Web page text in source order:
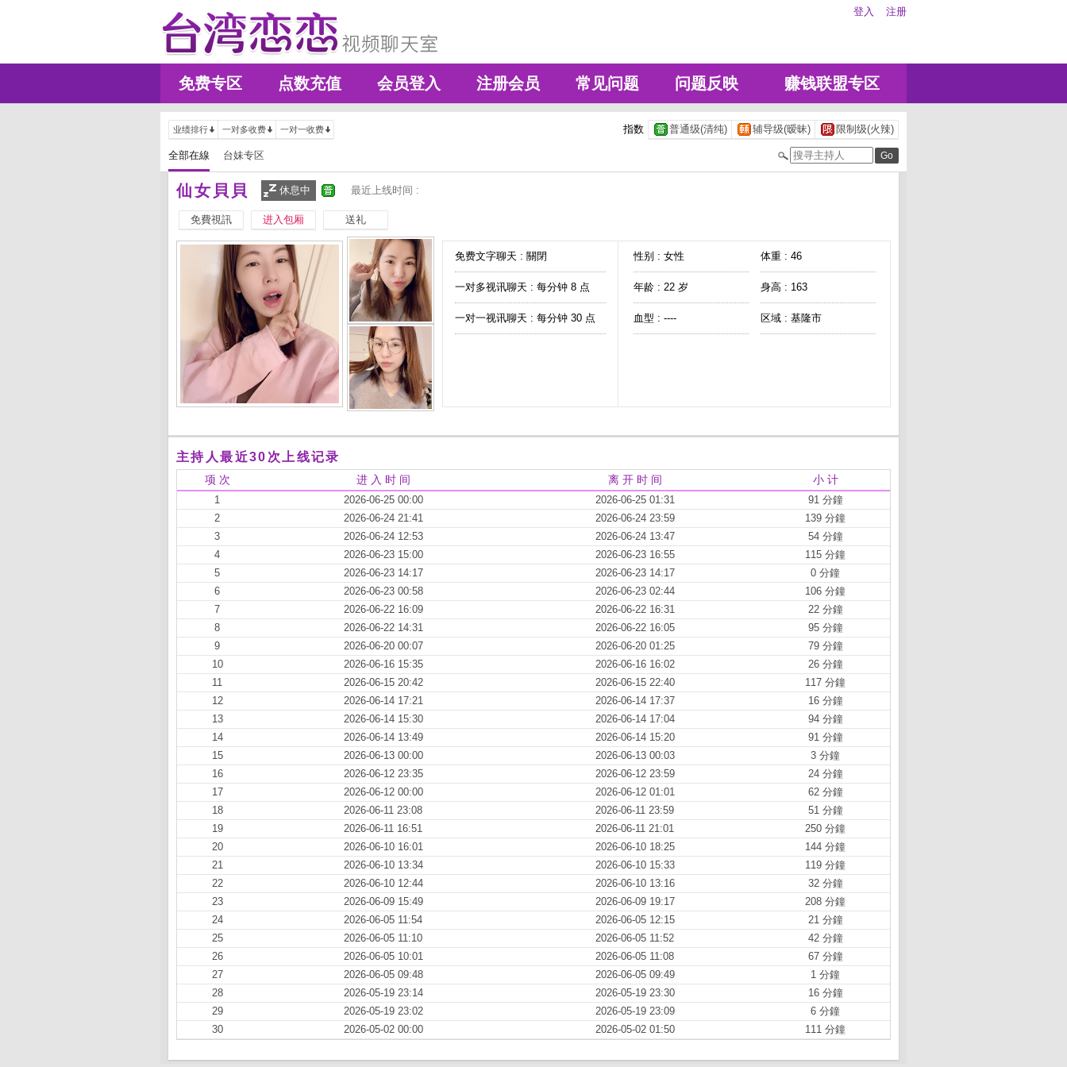
登入 注册
免费专区 点数充值 会员登入 注册会员 常见问题 问题反映 赚钱联盟专区
业绩排行 一对多收费 一对一收费 指数 普通级(清纯) 辅导级(暧昧) 限制级(火辣)
全部在線 台妹专区
仙女貝貝 休息中 最近上线时间 :
免費視訊 进入包厢 送礼
免费文字聊天 : 關閉
一对多视讯聊天 : 每分钟 8 点
一对一视讯聊天 : 每分钟 30 点
性别 : 女性 体重 : 46
年龄 : 22 岁 身高 : 163
血型 : ---- 区域 : 基隆市
主持人最近30次上线记录
项 次 进 入 时 间 离 开 时 间 小 计
1 2026-06-25 00:00 2026-06-25 01:31
91 分鐘
2
2026-06-24 21:41 2026-06-24 23:59
139 分鐘
3
2026-06-24 12:53 2026-06-24 13:47
54 分鐘
4
2026-06-23 15:00 2026-06-23 16:55
115 分鐘
5
2026-06-23 14:17 2026-06-23 14:17
0 分鐘
6
2026-06-23 00:58 2026-06-23 02:44
106 分鐘
7
2026-06-22 16:09 2026-06-22 16:31
22 分鐘
8
2026-06-22 14:31 2026-06-22 16:05
95 分鐘
9
2026-06-20 00:07 2026-06-20 01:25
79 分鐘
10
2026-06-16 15:35 2026-06-16 16:02
26 分鐘
11
2026-06-15 20:42 2026-06-15 22:40
117 分鐘
12
2026-06-14 17:21 2026-06-14 17:37
16 分鐘
13
2026-06-14 15:30 2026-06-14 17:04
94 分鐘
14
2026-06-14 13:49 2026-06-14 15:20
91 分鐘
15
2026-06-13 00:00 2026-06-13 00:03
3 分鐘
16
2026-06-12 23:35 2026-06-12 23:59
24 分鐘
17
2026-06-12 00:00 2026-06-12 01:01
62 分鐘
18
2026-06-11 23:08 2026-06-11 23:59
51 分鐘
19
2026-06-11 16:51 2026-06-11 21:01
250 分鐘
20
2026-06-10 16:01 2026-06-10 18:25
144 分鐘
21
2026-06-10 13:34 2026-06-10 15:33
119 分鐘
22
2026-06-10 12:44 2026-06-10 13:16
32 分鐘
23
2026-06-09 15:49 2026-06-09 19:17
208 分鐘
24
2026-06-05 11:54 2026-06-05 12:15
21 分鐘
25
2026-06-05 11:10 2026-06-05 11:52
42 分鐘
26
2026-06-05 10:01 2026-06-05 11:08
67 分鐘
27
2026-06-05 09:48 2026-06-05 09:49
1 分鐘
28
2026-05-19 23:14 2026-05-19 23:30
16 分鐘
29
2026-05-19 23:02 2026-05-19 23:09
6 分鐘
30
2026-05-02 00:00 2026-05-02 01:50 111 分鐘